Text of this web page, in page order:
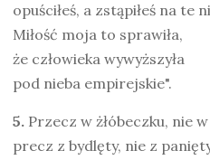
opuściłeś, a zstąpiłeś na te
Miłość moja to sprawiła,
że człowieka wywyższyła
pod nieba empirejskie".
5. Przecz w żłóbeczku, nie
precz z bydlęty, nie z